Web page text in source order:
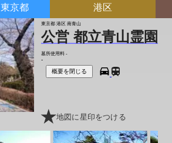
東京都 港区
東京都 港区 南青山
公営 都立青山霊園
墓所使用料 -
-
概要を閉じる
地図に星印をつける